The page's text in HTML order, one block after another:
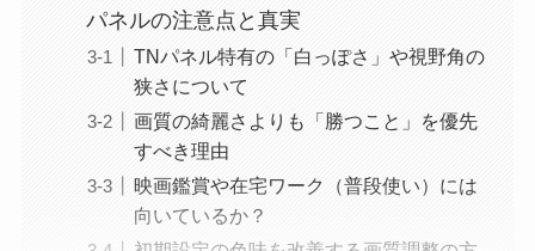
パネルの注意点と真実
TNパネル特有の「白っぽさ」や視野角の
狭さについて
画質の綺麗さよりも「勝つこと」を優先
すべき理由
映画鑑賞や在宅ワーク（普段使い）には
向いているか？